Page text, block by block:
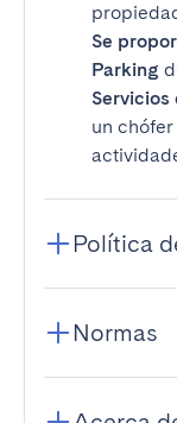
Se
Parking
Servicios
un
Política
Normas